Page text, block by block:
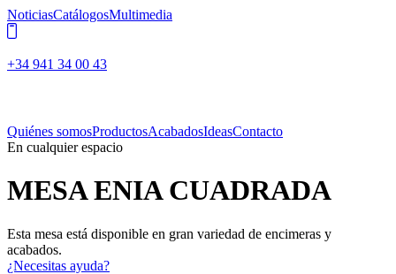
NoticiasCatálogosMultimedia
+34 941 34 00 43
Quiénes somosProductosAcabadosIdeasContacto
En cualquier espacio
MESA ENIA CUADRADA
Esta mesa está disponible en gran variedad de encimeras y
acabados.
¿Necesitas ayuda?